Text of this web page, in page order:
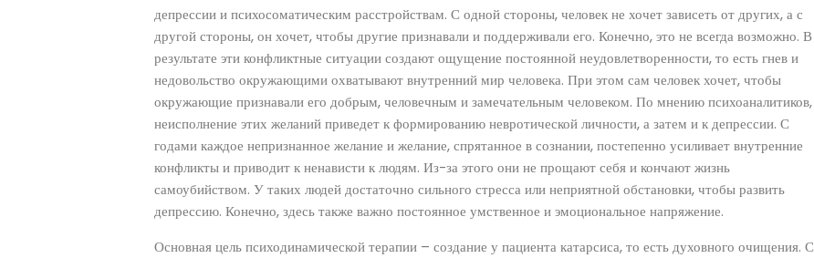
депрессии и психосоматическим расстройствам. С одной стороны, человек не хочет зависеть от других, а с
другой стороны, он хочет, чтобы другие признавали и поддерживали его. Конечно, это не всегда возможно. В
результате эти конфликтные ситуации создают ощущение постоянной неудовлетворенности, то есть гнев и
недовольство окружающими охватывают внутренний мир человека. При этом сам человек хочет, чтобы
окружающие признавали его добрым, человечным и замечательным человеком. По мнению психоаналитиков,
неисполнение этих желаний приведет к формированию невротической личности, а затем и к депрессии. С
годами каждое непризнанное желание и желание, спрятанное в сознании, постепенно усиливает внутренние
конфликты и приводит к ненависти к людям. Из-за этого они не прощают себя и кончают жизнь
самоубийством. У таких людей достаточно сильного стресса или неприятной обстановки, чтобы развить
депрессию. Конечно, здесь также важно постоянное умственное и эмоциональное напряжение.
Основная цель психодинамической терапии – создание у пациента катарсиса, то есть духовного очищения. С